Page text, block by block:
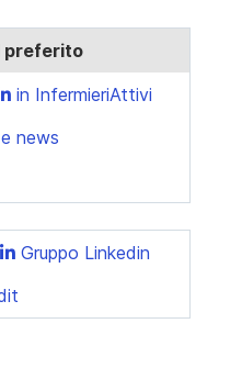
preferito
in InfermieriAttivi
news
Gruppo Linkedin